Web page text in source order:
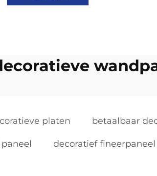
platen betaalbaar
decoratief fineerpaneel